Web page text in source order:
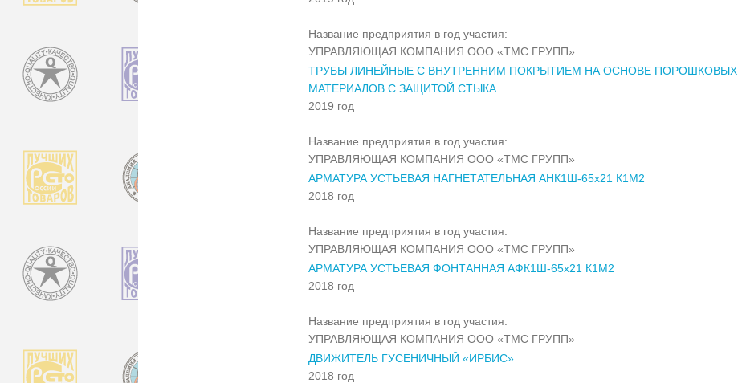
Название предприятия в год участия:
УПРАВЛЯЮЩАЯ КОМПАНИЯ ООО «ТМС ГРУПП»
ТРУБЫ ЛИНЕЙНЫЕ С ВНУТРЕННИМ ПОКРЫТИЕМ НА ОСНОВЕ ПОРОШКОВЫХ
МАТЕРИАЛОВ С ЗАЩИТОЙ СТЫКА
2019 год
Название предприятия в год участия:
УПРАВЛЯЮЩАЯ КОМПАНИЯ ООО «ТМС ГРУПП»
АРМАТУРА УСТЬЕВАЯ НАГНЕТАТЕЛЬНАЯ АНК1Ш-65х21 К1М2
2018 год
Название предприятия в год участия:
УПРАВЛЯЮЩАЯ КОМПАНИЯ ООО «ТМС ГРУПП»
АРМАТУРА УСТЬЕВАЯ ФОНТАННАЯ АФК1Ш-65х21 К1М2
2018 год
Название предприятия в год участия:
УПРАВЛЯЮЩАЯ КОМПАНИЯ ООО «ТМС ГРУПП»
ДВИЖИТЕЛЬ ГУСЕНИЧНЫЙ «ИРБИС»
2018 год